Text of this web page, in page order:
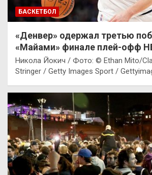
БАСКЕТБОЛ
«Денвер» одержал третью
«Майами» финале плей-офф
Никола Йокич / Фото: © Ethan Mito/
Stringer / Getty Images Sport /